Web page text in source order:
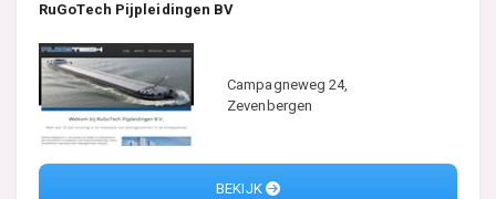
RuGoTech Pijpleidingen BV
Campagneweg 24,
Zevenbergen
BEKIJK